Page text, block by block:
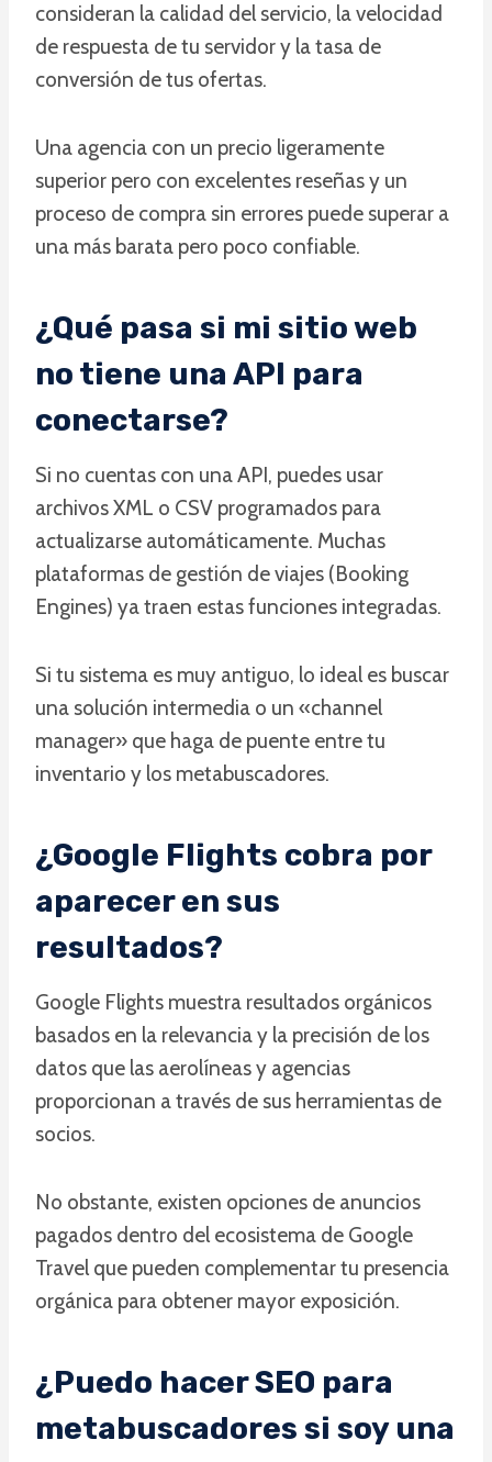
consideran la calidad del servicio, la velocidad
de respuesta de tu servidor y la tasa de
conversión de tus ofertas.
Una agencia con un precio ligeramente
superior pero con excelentes reseñas y un
proceso de compra sin errores puede superar a
una más barata pero poco confiable.
¿Qué pasa si mi sitio web
no tiene una API para
conectarse?
Si no cuentas con una API, puedes usar
archivos XML o CSV programados para
actualizarse automáticamente. Muchas
plataformas de gestión de viajes (Booking
Engines) ya traen estas funciones integradas.
Si tu sistema es muy antiguo, lo ideal es buscar
una solución intermedia o un «channel
manager» que haga de puente entre tu
inventario y los metabuscadores.
¿Google Flights cobra por
aparecer en sus
resultados?
Google Flights muestra resultados orgánicos
basados en la relevancia y la precisión de los
datos que las aerolíneas y agencias
proporcionan a través de sus herramientas de
socios.
No obstante, existen opciones de anuncios
pagados dentro del ecosistema de Google
Travel que pueden complementar tu presencia
orgánica para obtener mayor exposición.
¿Puedo hacer SEO para
metabuscadores si soy una